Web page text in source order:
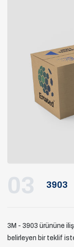
03 3903
3M - 3903 ürününe
belirleyen bir teklif